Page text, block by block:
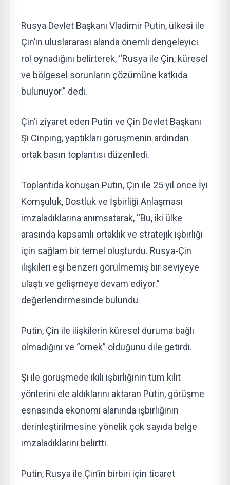
Rusya Devlet Başkanı Vladimir Putin, ülkesi ile
Çin’in uluslararası alanda önemli dengeleyici
rol oynadığını belirterek, “Rusya ile Çin, küresel
ve bölgesel sorunların çözümüne katkıda
bulunuyor.” dedi.
Çin’i ziyaret eden Putin ve Çin Devlet Başkanı
Şi Cinping, yaptıkları görüşmenin ardından
ortak basın toplantısı düzenledi.
Toplantıda konuşan Putin, Çin ile 25 yıl önce İyi
Komşuluk, Dostluk ve İşbirliği Anlaşması
imzaladıklarına anımsatarak, “Bu, iki ülke
arasında kapsamlı ortaklık ve stratejik işbirliği
için sağlam bir temel oluşturdu. Rusya-Çin
ilişkileri eşi benzeri görülmemiş bir seviyeye
ulaştı ve gelişmeye devam ediyor.”
değerlendirmesinde bulundu.
Putin, Çin ile ilişkilerin küresel duruma bağlı
olmadığını ve “örnek” olduğunu dile getirdi.
Şi ile görüşmede ikili işbirliğinin tüm kilit
yönlerini ele aldıklarını aktaran Putin, görüşme
esnasında ekonomi alanında işbirliğinin
derinleştirilmesine yönelik çok sayıda belge
imzaladıklarını belirtti.
Putin, Rusya ile Çin’in birbiri için ticaret